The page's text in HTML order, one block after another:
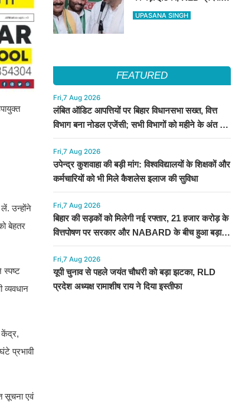
उन्होंने
बेहतर
स्पष्ट
व्यवधान
केंद्र,
प्रभावी
सूचना एवं
अध्यक्ष रामाशीष राय ने दिया
UPASANA SINGH
FEATURED
Fri,7 Aug 2026
लंबित ऑडिट आपत्तियों पर बिहार विधानसभा सख्त, वित्त
विभाग बना नोडल एजेंसी; सभी विभागों को महीने के अंत तक
कार्रवाई के निर्देश
Fri,7 Aug 2026
उपेन्द्र कुशवाहा की बड़ी मांग: विश्वविद्यालयों के शिक्षकों और
कर्मचारियों को भी मिले कैशलेस इलाज की सुविधा
Fri,7 Aug 2026
बिहार की सड़कों को मिलेगी नई रफ्तार, 21 हजार करोड़ के
वित्तपोषण पर सरकार और NABARD के बीच हुआ बड़ा
समझौता
Fri,7 Aug 2026
यूपी चुनाव से पहले जयंत चौधरी को बड़ा झटका, RLD
प्रदेश अध्यक्ष रामाशीष राय ने दिया इस्तीफा